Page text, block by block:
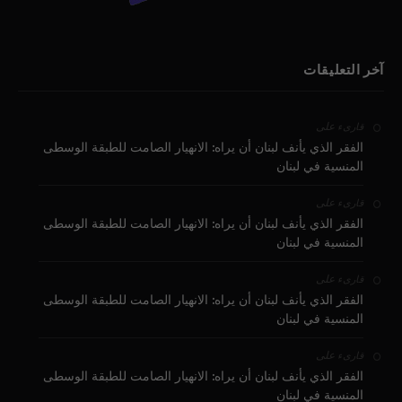
آخر التعليقات
قارىء على
الفقر الذي يأنف لبنان أن يراه: الانهيار الصامت للطبقة الوسطى
المنسية في لبنان
قارىء على
الفقر الذي يأنف لبنان أن يراه: الانهيار الصامت للطبقة الوسطى
المنسية في لبنان
قارىء على
الفقر الذي يأنف لبنان أن يراه: الانهيار الصامت للطبقة الوسطى
المنسية في لبنان
قارىء على
الفقر الذي يأنف لبنان أن يراه: الانهيار الصامت للطبقة الوسطى
المنسية في لبنان